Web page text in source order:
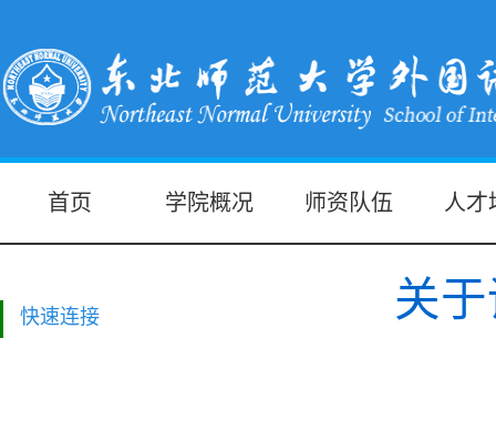
首页 学院概况 师资队伍 人才
快速连接 关